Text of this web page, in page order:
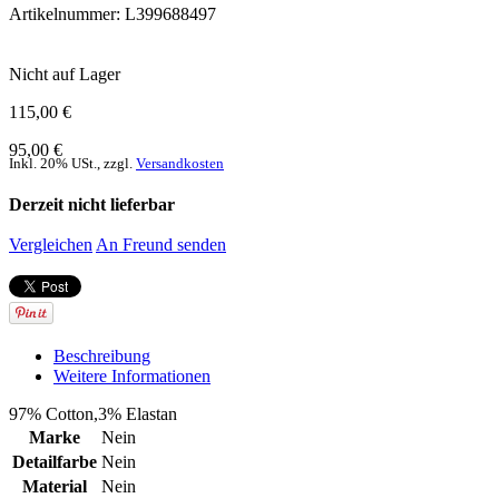
Artikelnummer: L399688497
Nicht auf Lager
115,00 €
95,00 €
Inkl. 20% USt., zzgl. Versandkosten
Derzeit nicht lieferbar
Vergleichen An Freund senden
Beschreibung
Weitere Informationen
97% Cotton,3% Elastan
Marke
Nein
Detailfarbe Nein
Material
Nein